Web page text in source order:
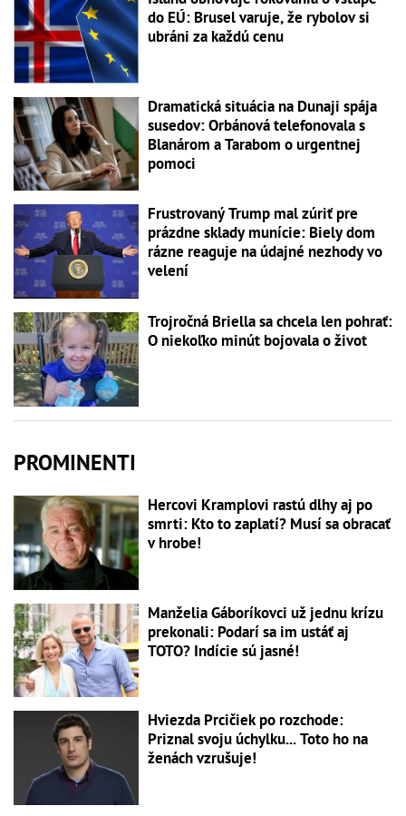
do EÚ: Brusel varuje, že rybolov si
ubráni za každú cenu
Dramatická situácia na Dunaji spája
susedov: Orbánová telefonovala s
Blanárom a Tarabom o urgentnej
pomoci
Frustrovaný Trump mal zúriť pre
prázdne sklady munície: Biely dom
rázne reaguje na údajné nezhody vo
velení
Trojročná Briella sa chcela len pohrať:
O niekoľko minút bojovala o život
PROMINENTI
Hercovi Kramplovi rastú dlhy aj po
smrti: Kto to zaplatí? Musí sa obracať
v hrobe!
Manželia Gáboríkovci už jednu krízu
prekonali: Podarí sa im ustáť aj
TOTO? Indície sú jasné!
Hviezda Prcičiek po rozchode:
Priznal svoju úchylku... Toto ho na
ženách vzrušuje!